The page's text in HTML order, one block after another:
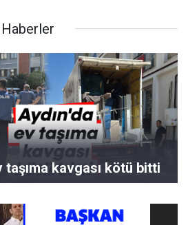
taşıma kavgası kötü bitti